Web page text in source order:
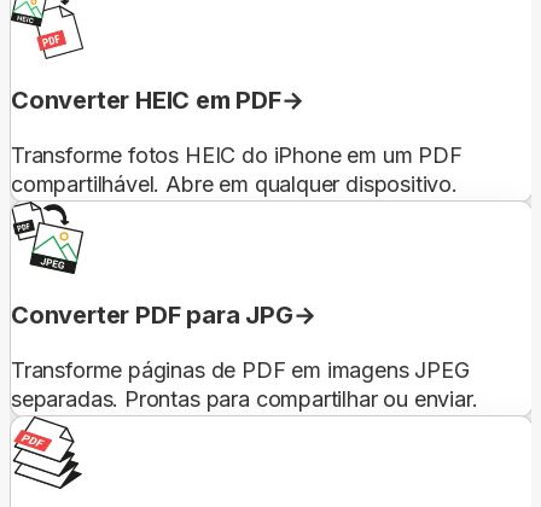
Converter HEIC em PDF
Transforme fotos HEIC do iPhone em um PDF
compartilhável. Abre em qualquer dispositivo.
Converter PDF para JPG
Transforme páginas de PDF em imagens JPEG
separadas. Prontas para compartilhar ou enviar.